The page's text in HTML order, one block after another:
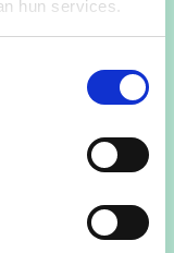
hun services.
bij
het
we op zondag